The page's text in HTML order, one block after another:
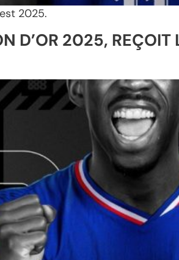
2025.
D’OR 2025, REÇOIT